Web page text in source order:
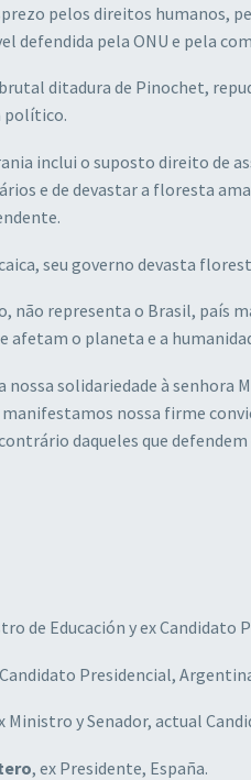
pelos direitos humanos,
defendida pela ONU e pela
ditadura de Pinochet,
político.
inclui o suposto direito de
e de devastar a floresta
seu governo devasta
não representa o Brasil, país
afetam o planeta e a
solidariedade à senhora
manifestamos nossa firme
daqueles que
de Educación y ex Candidato
Presidencial,
Ministro y Senador, actual
, ex Presidente, España.